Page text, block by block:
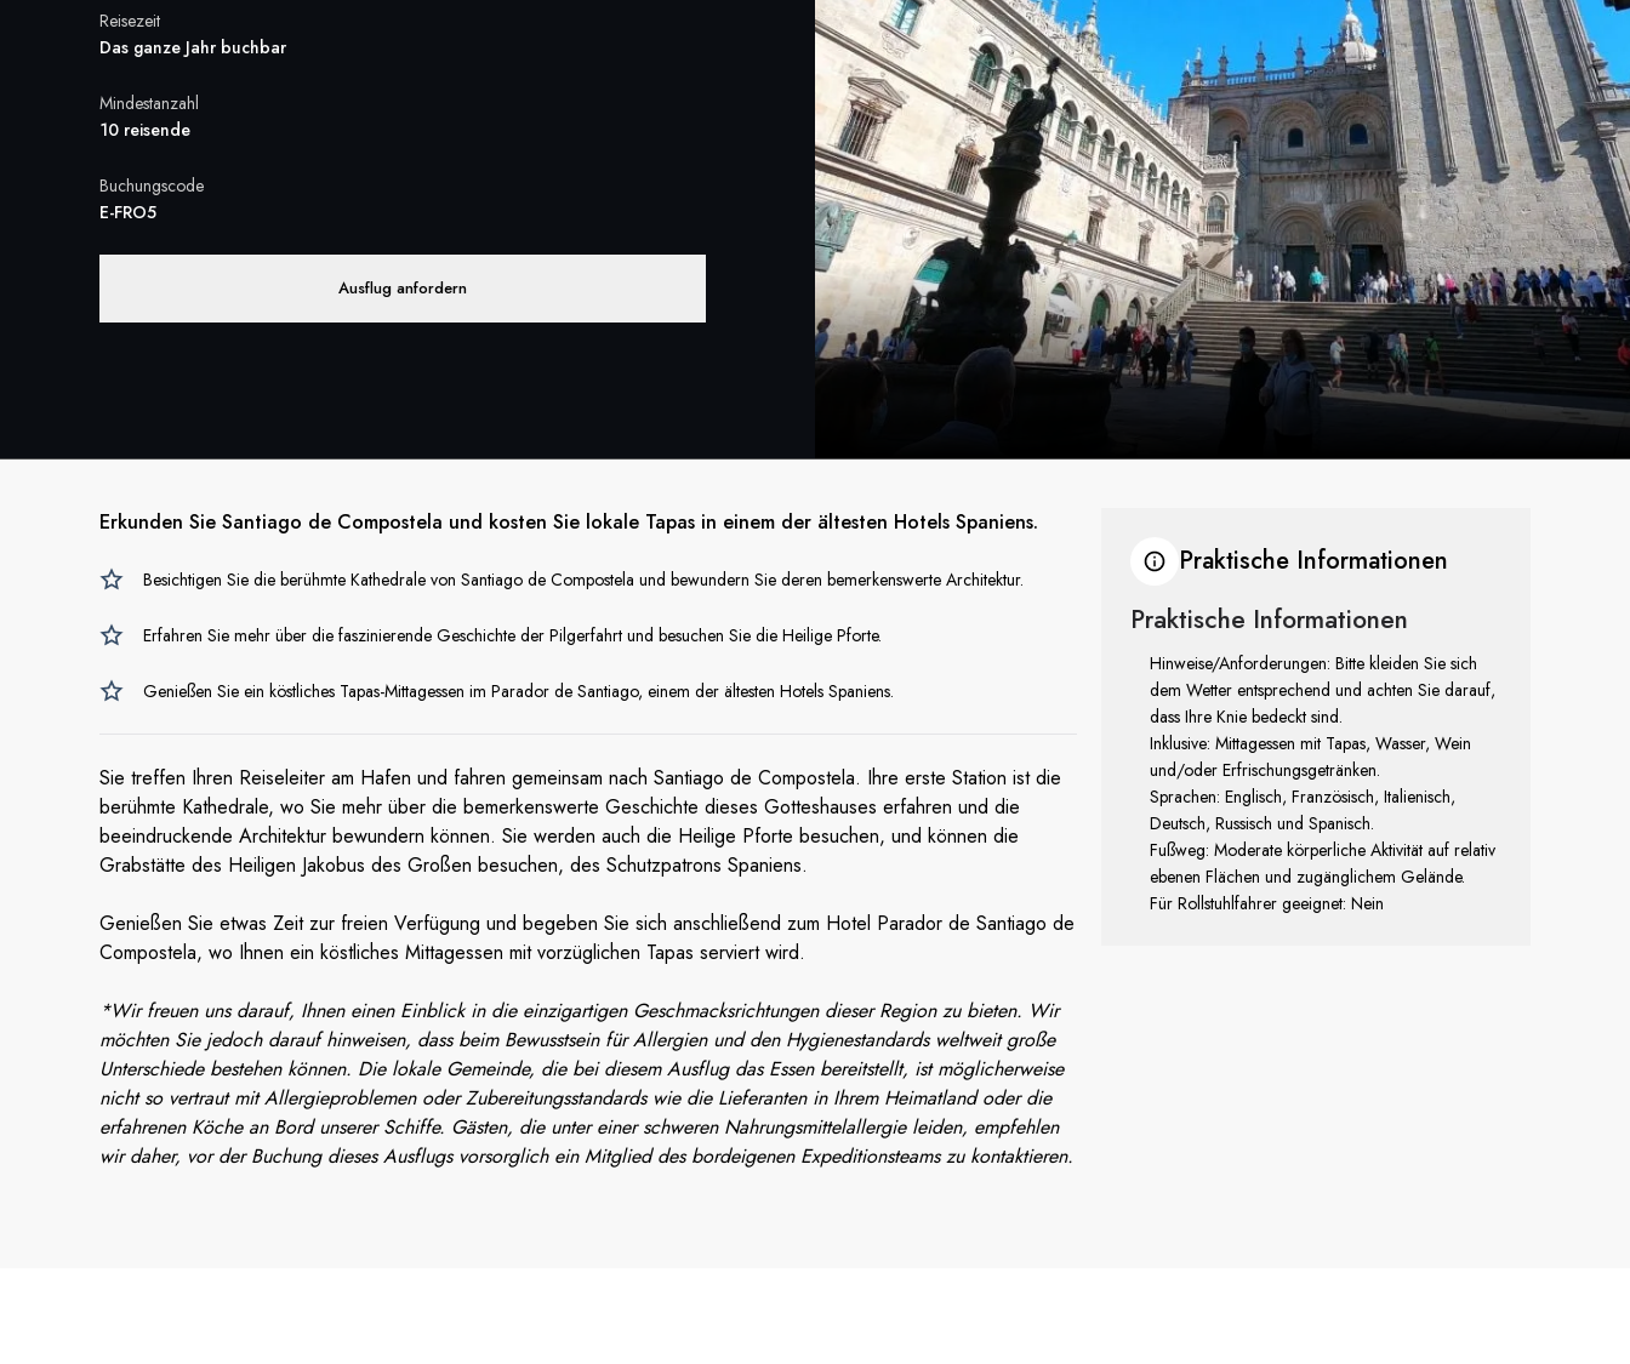
Dänemark
Norwegen
Reisezeit
Das ganze Jahr buchbar
Mindestanzahl
10 reisende
Buchungscode
E-FRO5
Ausflug anfordern
Erkunden Sie Santiago de Compostela und kosten Sie lokale Tapas in einem der ältesten Hotels Spaniens.
Besichtigen Sie die berühmte Kathedrale von Santiago de Compostela und bewundern Sie deren bemerkenswerte Architektur.
Erfahren Sie mehr über die faszinierende Geschichte der Pilgerfahrt und besuchen Sie die Heilige Pforte.
Genießen Sie ein köstliches Tapas-Mittagessen im Parador de Santiago, einem der ältesten Hotels Spaniens.
Sie treffen Ihren Reiseleiter am Hafen und fahren gemeinsam nach Santiago de Compostela. Ihre erste Station ist die
berühmte Kathedrale, wo Sie mehr über die bemerkenswerte Geschichte dieses Gotteshauses erfahren und die
beeindruckende Architektur bewundern können. Sie werden auch die Heilige Pforte besuchen, und können die
Grabstätte des Heiligen Jakobus des Großen besuchen, des Schutzpatrons Spaniens.
Genießen Sie etwas Zeit zur freien Verfügung und begeben Sie sich anschließend zum Hotel Parador de Santiago de
Compostela, wo Ihnen ein köstliches Mittagessen mit vorzüglichen Tapas serviert wird.
*Wir freuen uns darauf, Ihnen einen Einblick in die einzigartigen Geschmacksrichtungen dieser Region zu bieten. Wir
möchten Sie jedoch darauf hinweisen, dass beim Bewusstsein für Allergien und den Hygienestandards weltweit große
Unterschiede bestehen können. Die lokale Gemeinde, die bei diesem Ausflug das Essen bereitstellt, ist möglicherweise
nicht so vertraut mit Allergieproblemen oder Zubereitungsstandards wie die Lieferanten in Ihrem Heimatland oder die
erfahrenen Köche an Bord unserer Schiffe. Gästen, die unter einer schweren Nahrungsmittelallergie leiden, empfehlen
wir daher, vor der Buchung dieses Ausflugs vorsorglich ein Mitglied des bordeigenen Expeditionsteams zu kontaktieren.
Praktische Informationen
Praktische Informationen
Hinweise/Anforderungen: Bitte kleiden Sie sich
dem Wetter entsprechend und achten Sie darauf,
dass Ihre Knie bedeckt sind.
Inklusive: Mittagessen mit Tapas, Wasser, Wein
und/oder Erfrischungsgetränken.
Sprachen: Englisch, Französisch, Italienisch,
Deutsch, Russisch und Spanisch.
Fußweg: Moderate körperliche Aktivität auf relativ
ebenen Flächen und zugänglichem Gelände.
Für Rollstuhlfahrer geeignet: Nein